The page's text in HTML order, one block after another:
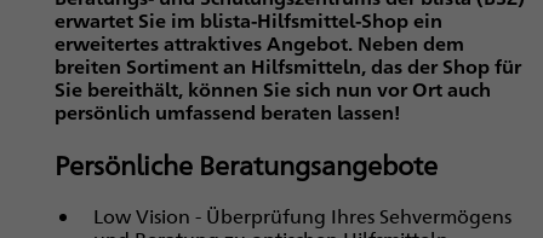
erwartet Sie im blista-Hilfsmittel-Shop ein
erweitertes attraktives Angebot. Neben dem
breiten Sortiment an Hilfsmitteln, das der Shop für
Sie bereithält, können Sie sich nun vor Ort auch
persönlich umfassend beraten lassen!
Persönliche Beratungsangebote
Low Vision - Überprüfung Ihres Sehvermögens